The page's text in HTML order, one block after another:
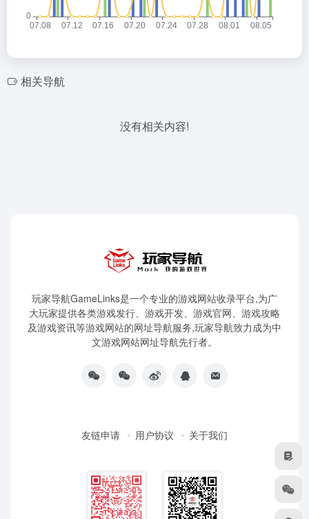
相关导航
没有相关内容!
玩家导航GameLinks是一个专业的游戏网站收录平台,为广
大玩家提供各类游戏发行、游戏开发、游戏官网、游戏攻略
及游戏资讯等游戏网站的网址导航服务,玩家导航致力成为中
文游戏网站网址导航先行者。
友链申请 用户协议 关于我们